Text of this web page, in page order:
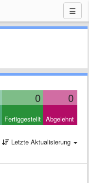
0 0
Fertiggestellt Abgelehnt
Letzte Aktualisierung